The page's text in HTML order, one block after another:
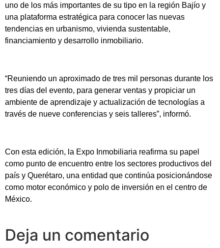
uno de los más importantes de su tipo en la región Bajío y
una plataforma estratégica para conocer las nuevas
tendencias en urbanismo, vivienda sustentable,
financiamiento y desarrollo inmobiliario.
“Reuniendo un aproximado de tres mil personas durante los
tres días del evento, para generar ventas y propiciar un
ambiente de aprendizaje y actualización de tecnologías a
través de nueve conferencias y seis talleres”, informó.
Con esta edición, la Expo Inmobiliaria reafirma su papel
como punto de encuentro entre los sectores productivos del
país y Querétaro, una entidad que continúa posicionándose
como motor económico y polo de inversión en el centro de
México.
Deja un comentario